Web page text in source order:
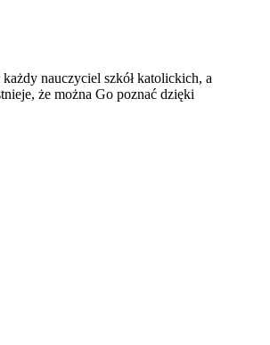
nauczyciel szkół katolickich, a
że można Go poznać dzięki